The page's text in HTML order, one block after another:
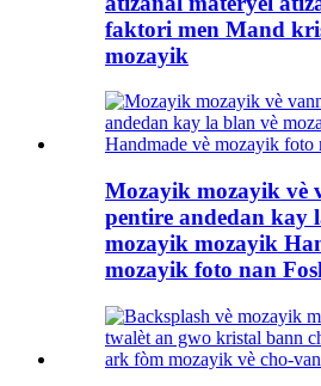
faktori men Mand
mozayik
Mozayik mozayik vè
pentire andedan kay
mozayik mozayik
mozayik foto nan